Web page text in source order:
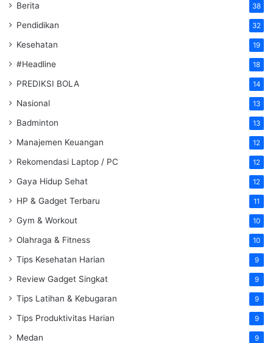
Berita 38
Pendidikan 32
Kesehatan 19
#Headline 18
PREDIKSI BOLA 14
Nasional 13
Badminton 13
Manajemen Keuangan 12
Rekomendasi Laptop / PC 12
Gaya Hidup Sehat 12
HP & Gadget Terbaru 11
Gym & Workout 10
Olahraga & Fitness 10
Tips Kesehatan Harian 9
Review Gadget Singkat 9
Tips Latihan & Kebugaran 9
Tips Produktivitas Harian 9
Medan 9